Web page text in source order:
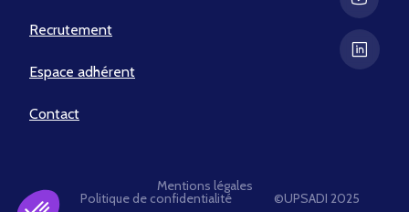
Recrutement
Espace adhérent
Contact
Mentions légales
Politique de confidentialité ©UPSADI 2025